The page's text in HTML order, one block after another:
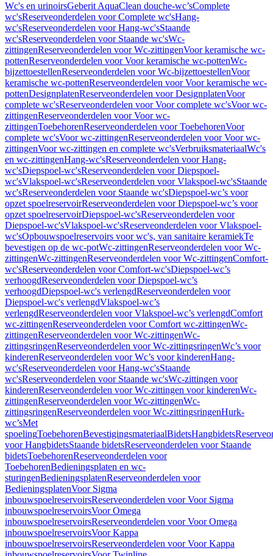
Wc's en urinoirsGeberit AquaClean douche-wc’sComplete
wc'sReserveonderdelen voor Complete wc'sHang-
wc'sReserveonderdelen voor Hang-wc'sStaande
wc'sReserveonderdelen voor Staande wc'sWc-
zittingenReserveonderdelen voor Wc-zittingenVoor keramische wc-
pottenReserveonderdelen voor Voor keramische wc-pottenWc-
bijzettoestellenReserveonderdelen voor Wc-bijzettoestellenVoor
keramische wc-pottenReserveonderdelen voor Voor keramische wc-
pottenDesignplatenReserveonderdelen voor DesignplatenVoor
complete wc'sReserveonderdelen voor Voor complete wc'sVoor wc-
zittingenReserveonderdelen voor Voor wc-
zittingenToebehorenReserveonderdelen voor ToebehorenVoor
complete wc'sVoor wc-zittingenReserveonderdelen voor Voor wc-
zittingenVoor wc-zittingen en complete wc'sVerbruiksmateriaalWc's
en wc-zittingenHang-wc'sReserveonderdelen voor Hang-
wc'sDiepspoel-wc'sReserveonderdelen voor Diepspoel-
wc'sVlakspoel-wc'sReserveonderdelen voor Vlakspoel-wc'sStaande
wc'sReserveonderdelen voor Staande wc'sDiepspoel-wc’s voor
opzet spoelreservoirReserveonderdelen voor Diepspoel-wc’s voor
opzet spoelreservoirDiepspoel-wc'sReserveonderdelen voor
Diepspoel-wc'sVlakspoel-wc'sReserveonderdelen voor Vlakspoel-
wc'sOpbouwspoelreservoirs voor wc's, van sanitaire keramiekTe
bevestigen op de wc-potWc-zittingenReserveonderdelen voor Wc-
zittingenWc-zittingenReserveonderdelen voor Wc-zittingenComfort-
wc'sReserveonderdelen voor Comfort-wc'sDiepspoel-wc’s
verhoogdReserveonderdelen voor Diepspoel-wc’s
verhoogdDiepspoel-wc's verlengdReserveonderdelen voor
Diepspoel-wc's verlengdVlakspoel-wc’s
verlengdReserveonderdelen voor Vlakspoel-wc’s verlengdComfort
wc-zittingenReserveonderdelen voor Comfort wc-zittingenWc-
zittingenReserveonderdelen voor Wc-zittingenWc-
zittingsringenReserveonderdelen voor Wc-zittingsringenWc’s voor
kinderenReserveonderdelen voor Wc’s voor kinderenHang-
wc'sReserveonderdelen voor Hang-wc'sStaande
wc'sReserveonderdelen voor Staande wc'sWc-zittingen voor
kinderenReserveonderdelen voor Wc-zittingen voor kinderenWc-
zittingenReserveonderdelen voor Wc-zittingenWc-
zittingsringenReserveonderdelen voor Wc-zittingsringenHurk-
wc’sMet
spoelingToebehorenBevestigingsmateriaalBidetsHangbidets
voor HangbidetsStaande bidetsReserveonderdelen voor Staande
bidetsToebehorenReserveonderdelen voor
ToebehorenBedieningsplaten en wc-
sturingenBedieningsplatenReserveonderdelen voor
BedieningsplatenVoor Sigma
inbouwspoelreservoirsReserveonderdelen voor Voor Sigma
inbouwspoelreservoirsVoor Omega
inbouwspoelreservoirsReserveonderdelen voor Voor Omega
inbouwspoelreservoirsVoor Kappa
inbouwspoelreservoirsReserveonderdelen voor Voor Kappa